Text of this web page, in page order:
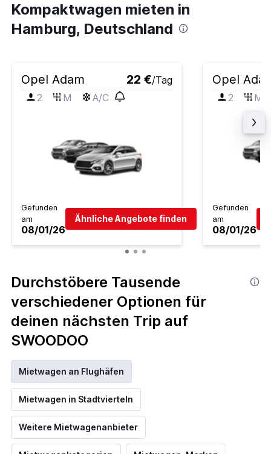
Kompaktwagen mieten in
Hamburg, Deutschland
Opel Adam 22 €/Tag
2
M A/C
Gefunden
am
08/01/26
Ähnliche Angebote finden
Opel
2 M
Gefunden
am
08/01/26
Durchstöbere Tausende
verschiedener Optionen für
deinen nächsten Trip auf
SWOODOO
Mietwagen an Flughäfen
Mietwagen in Stadtvierteln
Weitere Mietwagenanbieter